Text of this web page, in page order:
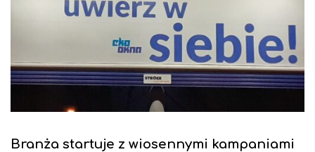
Branża startuje z wiosennymi kampaniami